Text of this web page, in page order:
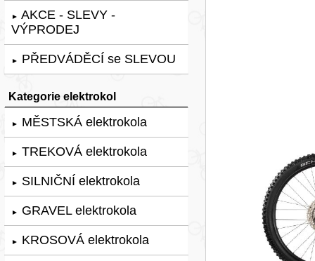
► AKCE - SLEVY -
VÝPRODEJ
► PŘEDVÁDĚCÍ se SLEVOU
Kategorie elektrokol
► MĚSTSKÁ elektrokola
► TREKOVÁ elektrokola
► SILNIČNÍ elektrokola
► GRAVEL elektrokola
► KROSOVÁ elektrokola